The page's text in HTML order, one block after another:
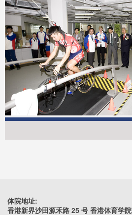
体院地址:
香港新界沙田源禾路 25 号 香港体育学院